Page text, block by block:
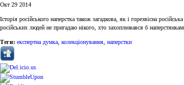
Окт 29 2014
Історія російського наперстка також загадкова, як і горезвісна
російських людей не пригадаю нікого, хто захоплювався б
Теги: експертна думка колекціонування наперстки